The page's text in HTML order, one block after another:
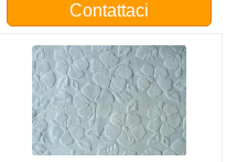
Contattaci